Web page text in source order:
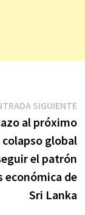
SIGUIENTE
al próximo
global
el patrón
económica de
Sri Lanka